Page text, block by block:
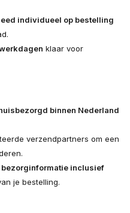
individueel op bestelling
klaar voor
binnen Nederland
verzendpartners om een
inclusief
je bestelling.